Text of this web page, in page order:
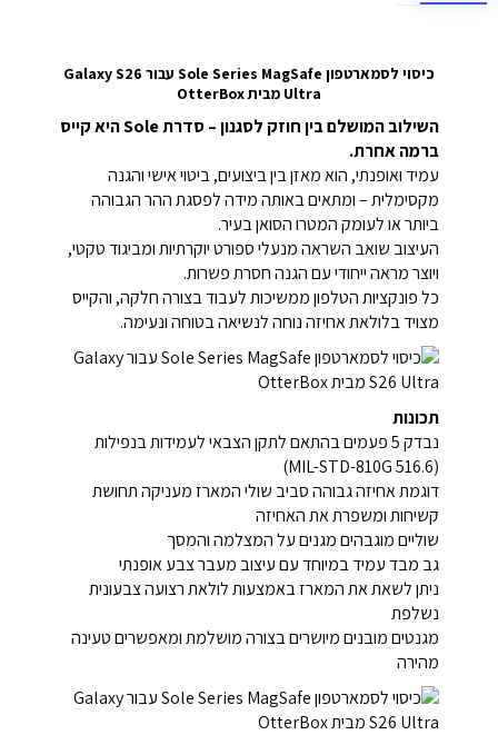
כיסוי לסמארטפון Sole Series MagSafe עבור Galaxy S26
Ultra מבית OtterBox
השילוב המושלם בין חוזק לסגנון – סדרת Sole היא קייס
ברמה אחרת.
עמיד ואופנתי, הוא מאזן בין ביצועים, ביטוי אישי והגנה
מקסימלית – ומתאים באותה מידה לפסגת ההר הגבוהה
ביותר או לעומק המטרו הסואן בעיר.
העיצוב שואב השראה מנעלי ספורט יוקרתיות ומביגוד טקטי,
ויוצר מראה ייחודי עם הגנה חסרת פשרות.
כל פונקציות הטלפון ממשיכות לעבוד בצורה חלקה, והקייס
מצויד בלולאת אחיזה נוחה לנשיאה בטוחה ונעימה.
תכונות
נבדק 5 פעמים בהתאם לתקן הצבאי לעמידות בנפילות
(MIL-STD-810G 516.6)
דוגמת אחיזה גבוהה סביב שולי המארז מעניקה תחושת
קשיחות ומשפרת את האחיזה
שוליים מוגבהים מגנים על המצלמה והמסך
גב מבד עמיד במיוחד עם עיצוב מעבר צבע אופנתי
ניתן לשאת את המארז באמצעות לולאת רצועה צבעונית
נשלפת
מגנטים מובנים מיושרים בצורה מושלמת ומאפשרים טעינה
מהירה